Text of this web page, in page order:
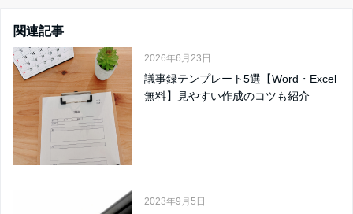
関連記事
2026年6月23日
議事録テンプレート5選【Word・Excel
無料】見やすい作成のコツも紹介
2023年9月5日